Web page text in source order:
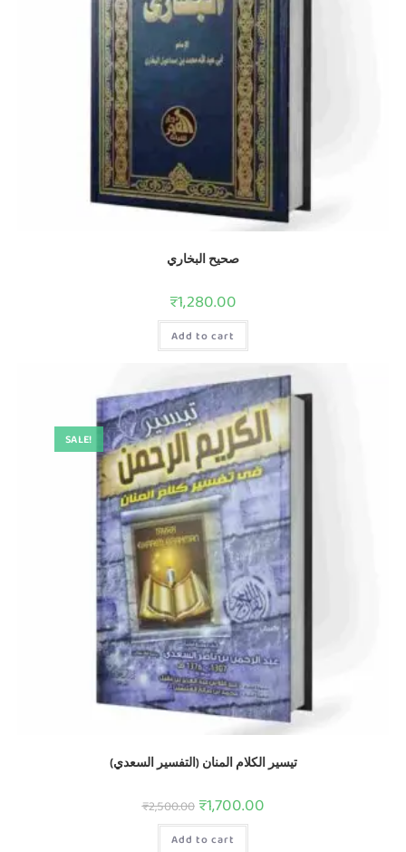
صحيح البخاري
₹1,280.00
Add to cart
SALE!
تيسير الكلام المنان (التفسير السعدي)
₹2,500.00 ₹1,700.00
Add to cart